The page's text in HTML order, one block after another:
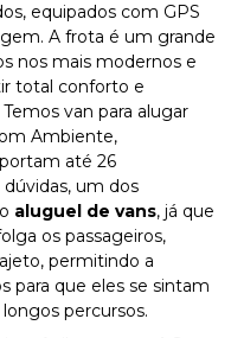
equipados com GPS
A frota é um grande
nos mais modernos e
total conforto e
van para alugar
Ambiente,
até 26
um dos
aluguel de vans, já que
os passageiros,
permitindo a
para que eles se sintam
percursos.